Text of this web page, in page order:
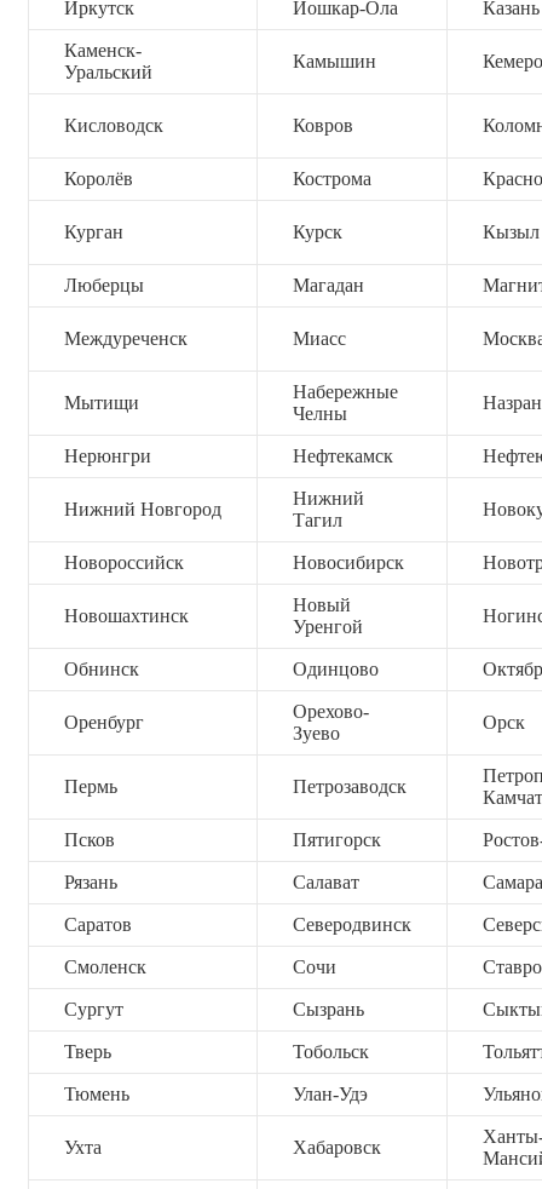
Иркутск Йошкар-Ола Казань
Каменск-
Уральский
Камышин
Кисловодск Ковров
Королёв Кострома
Курган Курск Кызыл
Люберцы Магадан
Междуреченск Миасс
Мытищи
Набережные
Челны
Нерюнгри Нефтекамск
Нижний Новгород
Нижний
Тагил
Новороссийск Новосибирск
Новошахтинск
Новый
Уренгой
Обнинск Одинцово
Оренбург
Орехово-
Зуево
Орск
Пермь Петрозаводск
Псков Пятигорск
Рязань Салават Самара
Саратов Северодвинск
Смоленск Сочи
Сургут Сызрань
Тверь Тобольск
Тюмень Улан-Удэ
Ухта Хабаровск